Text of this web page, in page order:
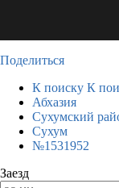
Поделиться
К поиску К
Абхазия
Сухумский
Сухум
№1531952
Заезд